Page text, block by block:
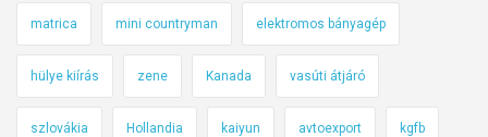
s
z
ü
l
matrica mini countryman elektromos bányagép
hülye kiírás zene Kanada vasúti átjáró
szlovákia Hollandia kaiyun avtoexport kgfb